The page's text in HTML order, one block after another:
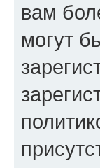
вам
могут